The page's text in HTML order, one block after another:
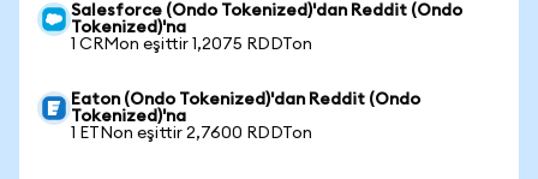
Salesforce (Ondo Tokenized)'dan Reddit (Ondo
Tokenized)'na
1 CRMon eşittir 1,2075 RDDTon
Eaton (Ondo Tokenized)'dan Reddit (Ondo
Tokenized)'na
1 ETNon eşittir 2,7600 RDDTon